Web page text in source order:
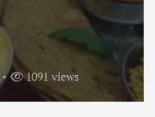
1091 views